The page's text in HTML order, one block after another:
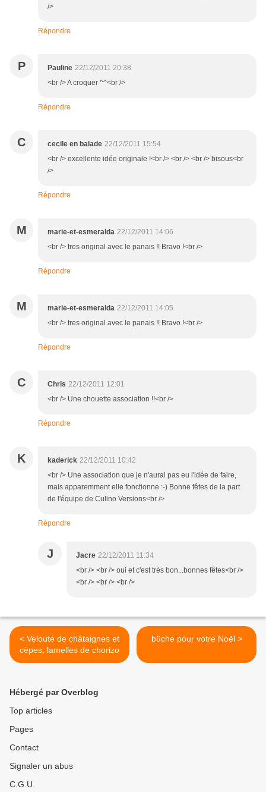
/>
Répondre
P Pauline 22/12/2011 20:38
<br /> A croquer ^^<br />
Répondre
C cecile en balade 22/12/2011 15:54
<br /> excellente idée originale !<br /> <br /> <br /> bisous<br
/>
Répondre
M marie-et-esmeralda 22/12/2011 14:06
<br /> tres original avec le panais !! Bravo !<br />
Répondre
M marie-et-esmeralda 22/12/2011 14:05
<br /> tres original avec le panais !! Bravo !<br />
Répondre
C Chris 22/12/2011 12:01
<br /> Une chouette association !!<br />
Répondre
K kaderick 22/12/2011 10:42
<br /> Une association que je n'aurai pas eu l'idée de faire,
mais apparemment elle fonctionne :-) Bonne fêtes de la part
de l'équipe de Culino Versions<br />
Répondre
J Jacre 22/12/2011 11:34
<br /> <br /> oui et c'est très bon...bonnes fêtes<br />
<br /> <br /> <br />
< Velouté de châtaignes et
cèpes, lamelles de chorizo
bûche pour votre Noël >
Hébergé par Overblog
Top articles
Pages
Contact
Signaler un abus
C.G.U.